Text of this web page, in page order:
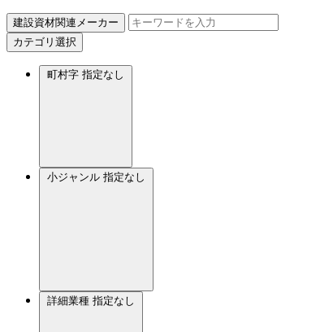
建設資材関連メーカー
カテゴリ選択
町村字 指定なし
小ジャンル 指定なし
詳細業種 指定なし